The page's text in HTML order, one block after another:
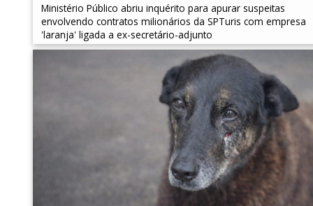
Ministério Público abriu inquérito para apurar suspeitas
envolvendo contratos milionários da SPTuris com empresa
'laranja' ligada a ex-secretário-adjunto